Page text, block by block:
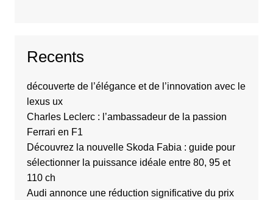
Recents
découverte de l’élégance et de l’innovation avec le
lexus ux
Charles Leclerc : l’ambassadeur de la passion
Ferrari en F1
Découvrez la nouvelle Skoda Fabia : guide pour
sélectionner la puissance idéale entre 80, 95 et
110 ch
Audi annonce une réduction significative du prix